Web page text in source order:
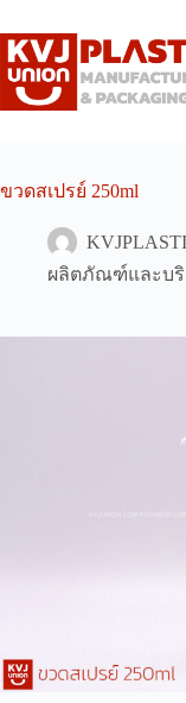
to
content
ขวดสเปรย์ 250ml
ผลิตภัณฑ์และบริ